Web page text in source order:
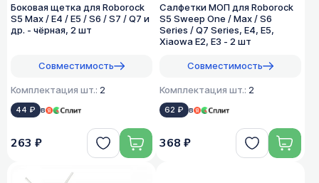
Боковая щетка для Roborock
S5 Max / E4 / E5 / S6 / S7 / Q7 и
др. - чёрная, 2 шт
Совместимость
Комплектация шт.: 2
44 ₽ в
263 ₽
Салфетки МОП для Roborock
S5 Sweep One / Max / S6
Series / Q7 Series, E4, E5,
Xiaowa E2, E3 - 2 шт
Совместимость
Комплектация шт.: 2
62 ₽ в
368 ₽